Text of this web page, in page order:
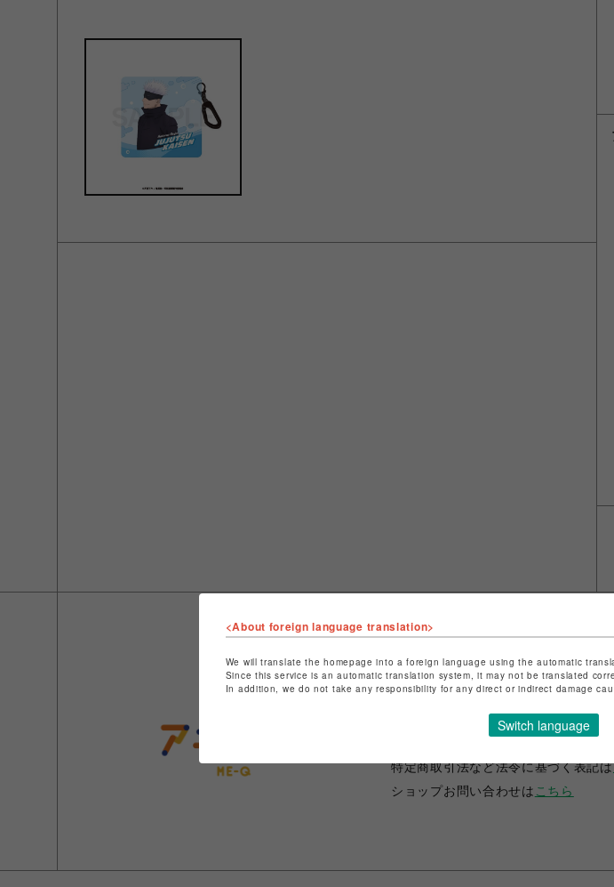
POP-UP SHOP
特定商取引法など法令に基づく表記は
ショップお問い合わせは こちら
<About foreign language translation>
We will translate the homepage into a foreign language using the automatic
Since this service is an automatic translation system, it may not be translated
In addition, we do not take any responsibility for any direct or indirect damage
Switch language